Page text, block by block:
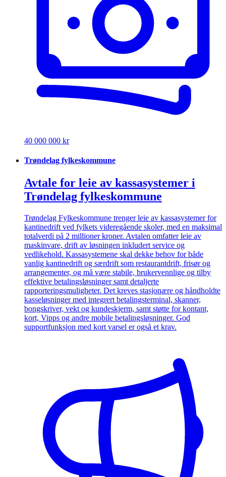
40 000 000 kr
Trøndelag fylkeskommune
Avtale for leie av kassasystemer i
Trøndelag fylkeskommune
Trøndelag Fylkeskommune trenger leie av kassasystemer for
kantinedrift ved fylkets videregående skoler, med en maksimal
totalverdi på 2 millioner kroner. Avtalen omfatter leie av
maskinvare, drift av løsningen inkludert service og
vedlikehold. Kassasystemene skal dekke behov for både
vanlig kantinedrift og særdrift som restaurantdrift, frisør og
arrangementer, og må være stabile, brukervennlige og tilby
effektive betalingsløsninger samt detaljerte
rapporteringsmuligheter. Det kreves stasjonære og håndholdte
kasseløsninger med integrert betalingsterminal, skanner,
bongskriver, vekt og kundeskjerm, samt støtte for kontant,
kort, Vipps og andre mobile betalingsløsninger. God
supportfunksjon med kort varsel er også et krav.